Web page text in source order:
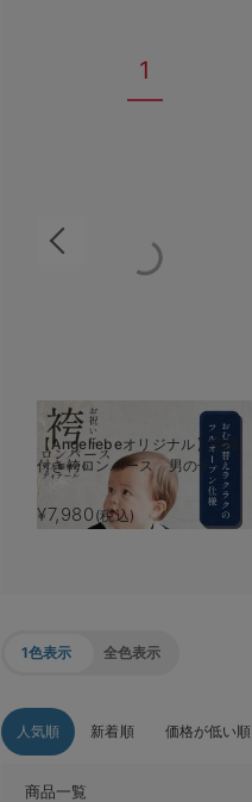
1
【Angeliebeオリジナル】羽織
付き袴ロンパース 男の子
¥7,980 (税込)
1色表示 全色表示
人気順 新着順 価格が低い順
商品一覧